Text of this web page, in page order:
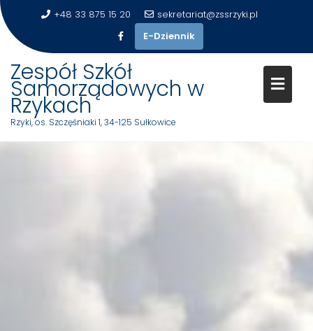
+48 33 875 15 20
sekretariat@zssrzyki.pl
E-Dziennik
Zespół Szkół
Samorządowych w
Rzykach
Rzyki, os. Szczęśniaki 1, 34-125 Sułkowice